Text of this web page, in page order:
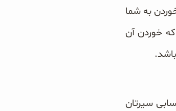
به شما
خوردن آن
سیرتان